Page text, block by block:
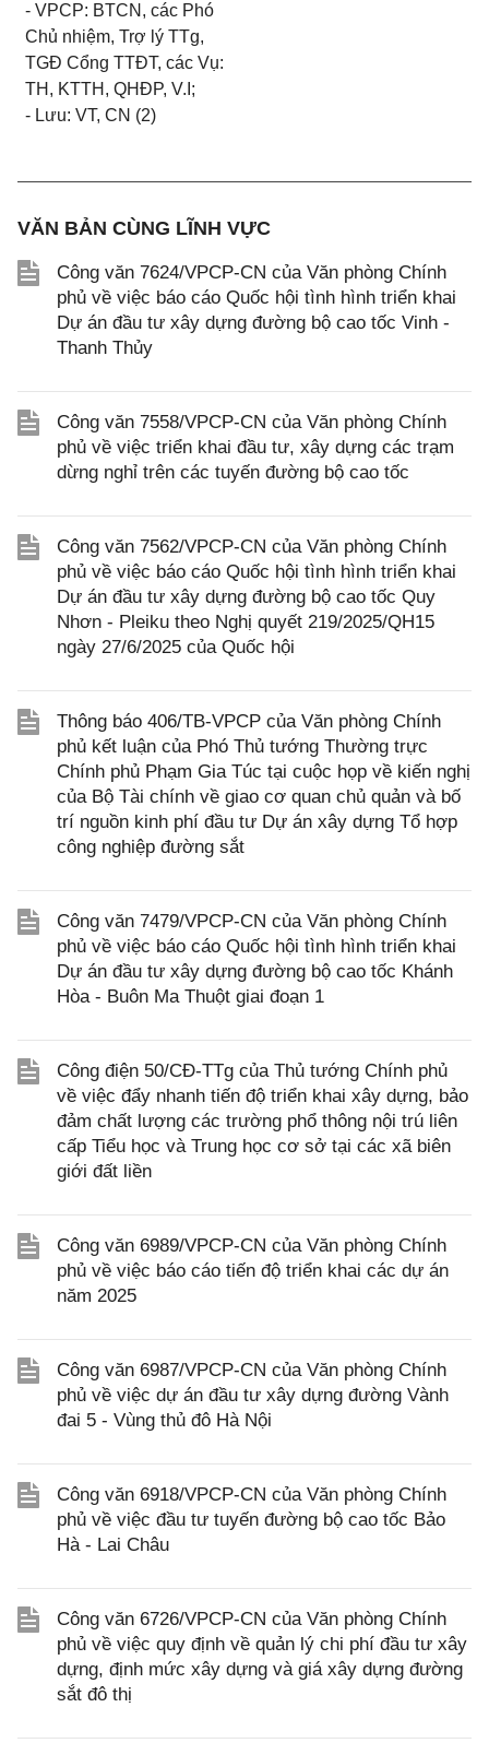
-VPCP: BTCN, các Phó
Chủ nhiệm, Trợ lý TTg,
TGĐ Cổng TTĐT, các Vụ:
TH, KTTH, QHĐP, V.I;
- Lưu: VT, CN (2)
VĂN BẢN CÙNG LĨNH VỰC
Công văn 7624/VPCP-CN của Văn phòng Chính
phủ về việc báo cáo Quốc hội tình hình triển khai
Dự án đầu tư xây dựng đường bộ cao tốc Vinh -
Thanh Thủy
Công văn 7558/VPCP-CN của Văn phòng Chính
phủ về việc triển khai đầu tư, xây dựng các trạm
dừng nghỉ trên các tuyến đường bộ cao tốc
Công văn 7562/VPCP-CN của Văn phòng Chính
phủ về việc báo cáo Quốc hội tình hình triển khai
Dự án đầu tư xây dựng đường bộ cao tốc Quy
Nhơn - Pleiku theo Nghị quyết 219/2025/QH15
ngày 27/6/2025 của Quốc hội
Thông báo 406/TB-VPCP của Văn phòng Chính
phủ kết luận của Phó Thủ tướng Thường trực
Chính phủ Phạm Gia Túc tại cuộc họp về kiến nghị
của Bộ Tài chính về giao cơ quan chủ quản và bố
trí nguồn kinh phí đầu tư Dự án xây dựng Tổ hợp
công nghiệp đường sắt
Công văn 7479/VPCP-CN của Văn phòng Chính
phủ về việc báo cáo Quốc hội tình hình triển khai
Dự án đầu tư xây dựng đường bộ cao tốc Khánh
Hòa - Buôn Ma Thuột giai đoạn 1
Công điện 50/CĐ-TTg của Thủ tướng Chính phủ
về việc đẩy nhanh tiến độ triển khai xây dựng, bảo
đảm chất lượng các trường phổ thông nội trú liên
cấp Tiểu học và Trung học cơ sở tại các xã biên
giới đất liền
Công văn 6989/VPCP-CN của Văn phòng Chính
phủ về việc báo cáo tiến độ triển khai các dự án
năm 2025
Công văn 6987/VPCP-CN của Văn phòng Chính
phủ về việc dự án đầu tư xây dựng đường Vành
đai 5 - Vùng thủ đô Hà Nội
Công văn 6918/VPCP-CN của Văn phòng Chính
phủ về việc đầu tư tuyến đường bộ cao tốc Bảo
Hà - Lai Châu
Công văn 6726/VPCP-CN của Văn phòng Chính
phủ về việc quy định về quản lý chi phí đầu tư xây
dựng, định mức xây dựng và giá xây dựng đường
sắt đô thị